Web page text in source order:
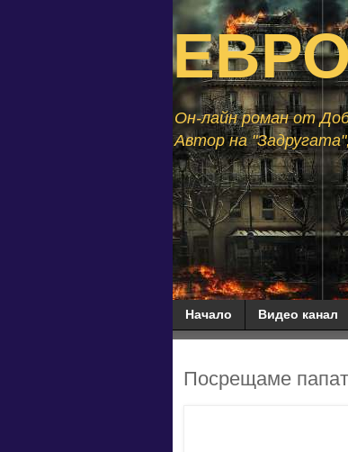
Он-лайн роман от
Автор на
Начало Видео канал
Посрещаме